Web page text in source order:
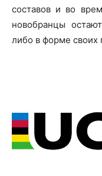
составов и во
новобранцы
либо в форме своих